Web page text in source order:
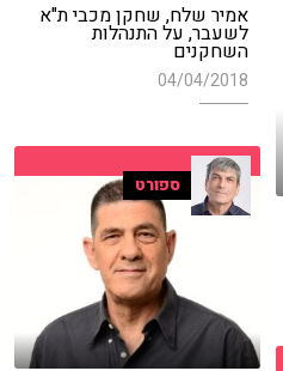
אמיר שלח, שחקן מכבי ת"א
לשעבר, על התנהלות
השחקנים
04/04/2018
ספורט